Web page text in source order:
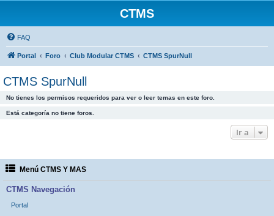
CTMS
FAQ
Portal Foro Club Modular CTMS CTMS SpurNull
CTMS SpurNull
No tienes los permisos requeridos para ver o leer temas en este foro.
Está categoría no tiene foros.
Ir a
Menú CTMS Y MAS
CTMS Navegación
Portal